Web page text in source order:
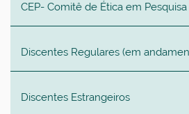
CEP- Comitê de Ética em Pesquisa
Discentes Regulares (em
Discentes Estrangeiros